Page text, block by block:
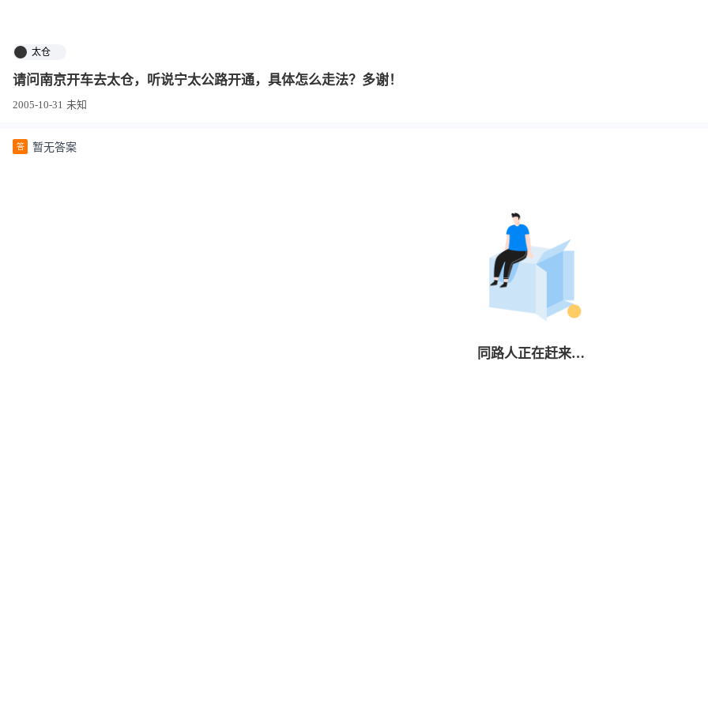
太仓
请问南京开车去太仓，听说宁太公路开通，具体怎么走法？多谢！
2005-10-31 未知
答 暂无答案
同路人正在赶来…